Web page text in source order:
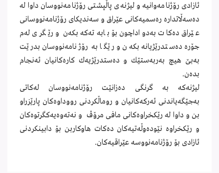
ئازادی رۆژنامەوانیە و لیژنەی پاڵپشتی رۆژنامەنووسان داوا لە
دەسەڵاتدارە رەسمیەكانی عێراق و سەندیكای رۆژنامەنووسانی
عێراق دەكات بەدواداچون بۆ بابەتەكە بكەن و رێگری لەم
جۆرە دەستدرێژیانە بكەن و رێگا بە رۆژنامەنووسان بدرێت
بەبێ‌ هیچ بەربەستێك و دەستدرێژیەك كارەكانیان ئەنجام
بدەن.
لیژنەكە بە گرنگی دەزانێت رۆژنامەنووسان لەكاتی
بەجێگەیاندنی ئەركەكانیان و روماڵكردنی رووداوەكان پارێزراو
بن و داوا لە رێكخراوەكانی مافی مرۆڤ و نەتەوەیەكگرتوەكان
و رێكخراوە نێودەوڵەتیەكان دەكات هاوكاربن بۆ دابینكردنی
ئازادی بۆ رۆژنامەنووسە عێراقیەكان.